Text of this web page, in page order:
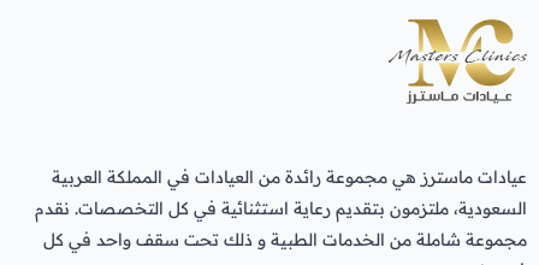
عيادات ماسترز هي مجموعة رائدة من العيادات في المملكة العربية
السعودية، ملتزمون بتقديم رعاية استثنائية في كل التخصصات. نقدم
مجموعة شاملة من الخدمات الطبية و ذلك تحت سقف واحد في كل